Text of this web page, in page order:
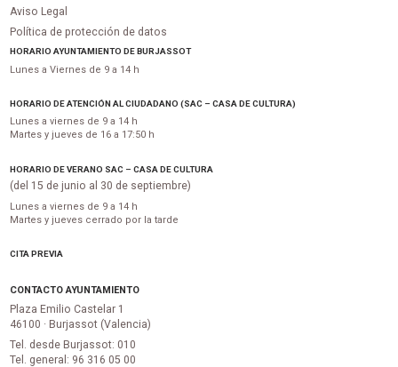
Aviso Legal
Política de protección de datos
HORARIO AYUNTAMIENTO DE BURJASSOT
Lunes a Viernes de 9 a 14 h
HORARIO DE ATENCIÓN AL CIUDADANO (SAC – CASA DE CULTURA)
Lunes a viernes de 9 a 14 h
Martes y jueves de 16 a 17:50 h
HORARIO DE VERANO SAC – CASA DE CULTURA
(del 15 de junio al 30 de septiembre)
Lunes a viernes de 9 a 14 h
Martes y jueves cerrado por la tarde
CITA PREVIA
CONTACTO AYUNTAMIENTO
Plaza Emilio Castelar 1
46100 · Burjassot (Valencia)
Tel. desde Burjassot: 010
Tel. general: 96 316 05 00